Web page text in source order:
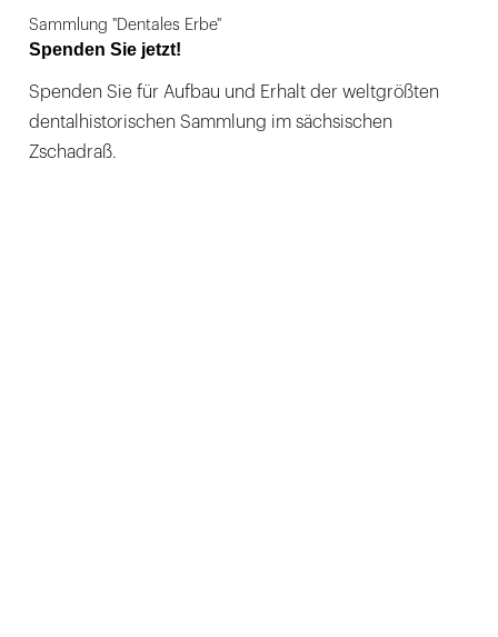
Sammlung "Dentales Erbe"
Spenden Sie jetzt!
Spenden Sie für Aufbau und Erhalt der weltgrößten
dentalhistorischen Sammlung im sächsischen
Zschadraß.